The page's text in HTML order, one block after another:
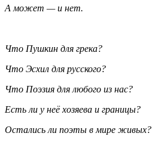
А может — и нет.
Что Пушкин для грека?
Что Эсхил для русского?
Что Поэзия для любого из нас?
Есть ли у неё хозяева и границы?
Остались ли поэты в мире живых?